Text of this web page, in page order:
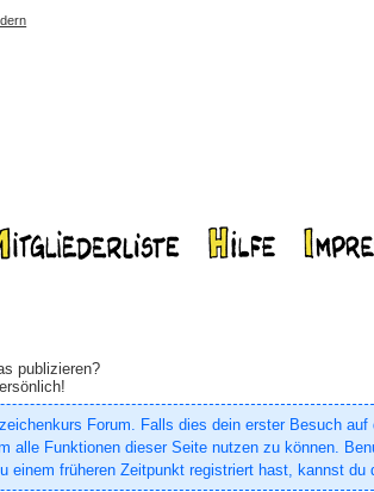
publizieren?
Forum. Falls dies dein erster Besuch
alle Funktionen dieser Seite nutzen zu können.
einem früheren Zeitpunkt registriert hast, kannst du